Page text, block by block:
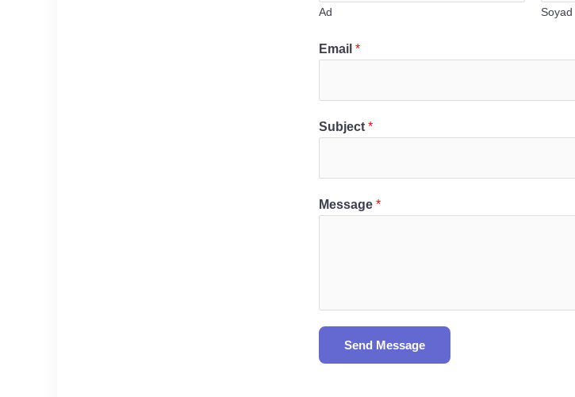
Ad Soyad
Email *
Subject *
Message *
Send Message